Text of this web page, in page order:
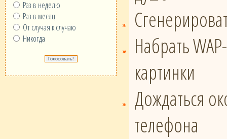
Раз в неделю
Раз в месяц
От случая к случаю
Никогда
Набрать
картинки
Дождаться
телефона